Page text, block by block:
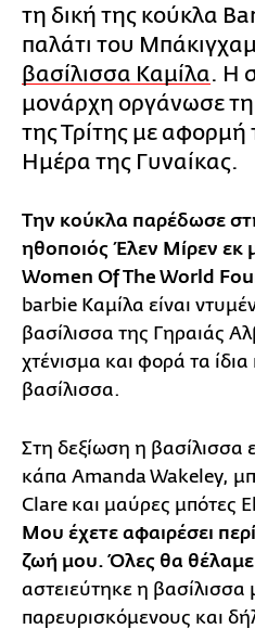
τη δική της κούκλα
παλάτι του
βασίλισσα Καμίλα. Η
μονάρχη οργάνωσε
της Τρίτης με
Ημέρα της Γυναίκας.
Την κούκλα παρέδωσε
ηθοποιός Έλεν Μίρεν εκ
Women Of The World
barbie Καμίλα είναι
βασίλισσα της Γηραιάς
χτένισμα και φορά τα
βασίλισσα.
Στη δεξίωση η
κάπα Amanda Wakeley,
Clare και μαύρες μπότες
Μου έχετε αφαιρέσει
ζωή μου. Όλες θα θέλαμε
αστειεύτηκε η βασίλισσα
παρευρισκόμενους και